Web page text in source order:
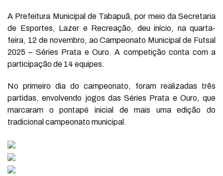
A Prefeitura Municipal de Tabapuã, por meio da Secretaria
de Esportes, Lazer e Recreação, deu início, na quarta-
feira, 12 de novembro, ao Campeonato Municipal de Futsal
2025 – Séries Prata e Ouro. A competição conta com a
participação de 14 equipes.
No primeiro dia do campeonato, foram realizadas três
partidas, envolvendo jogos das Séries Prata e Ouro, que
marcaram o pontapé inicial de mais uma edição do
tradicional campeonato municipal.